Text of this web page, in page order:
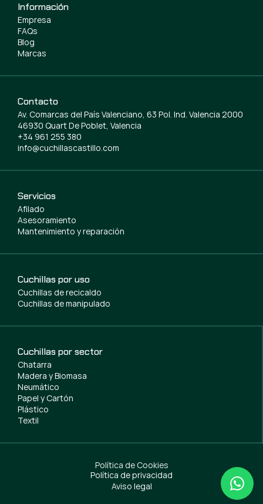
Servicios
Afilado
Asesoramiento
Mantenimiento y reparación
Cuchillas por uso
Cuchillas de recicaldo
Cuchillas de manipulado
Cuchillas por sector
Chatarra
Madera y Biomasa
Neumático
Papel y Cartón
Plástico
Textil
Información
Empresa
FAQs
Blog
Marcas
Contacto
Av. Comarcas del País Valenciano, 63 Pol. Ind. Valencia 2000
46930 Quart De Poblet, Valencia
+34 961 255 380
info@cuchillascastillo.com
Política de Cookies
Política de privacidad
Aviso legal